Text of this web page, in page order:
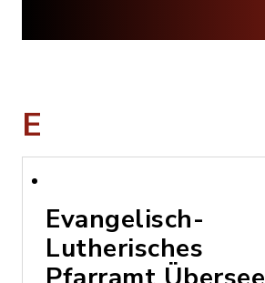
E
Evangelisch-
Lutherisches